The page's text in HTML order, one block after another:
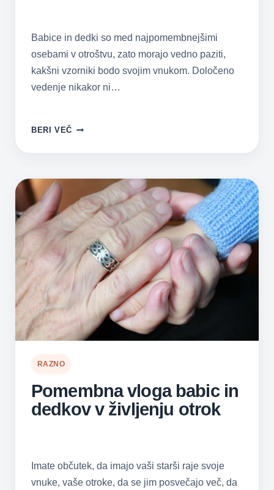
Babice in dedki so med najpomembnejšimi
osebami v otroštvu, zato morajo vedno paziti,
kakšni vzorniki bodo svojim vnukom. Določeno
vedenje nikakor ni…
BERI VEČ STVARI,
JIH
DEDKI
NE
SMEJO
POČETI
RAZNO
Pomembna vloga babic in
dedkov v življenju otrok
Imate občutek, da imajo vaši starši raje svoje
vnuke, vaše otroke, da se jim posvečajo več, da